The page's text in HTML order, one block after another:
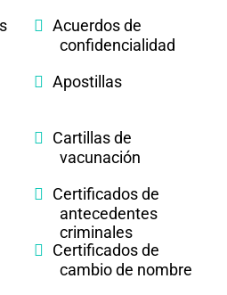
Acuerdos de
confidencialidad
Apostillas
Cartillas de
vacunación
Certificados de
antecedentes
criminales
Certificados de
cambio de nombre